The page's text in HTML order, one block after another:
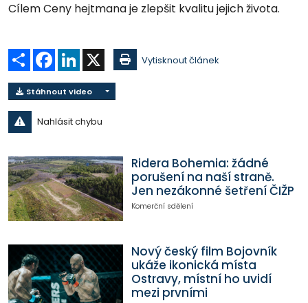
Cílem Ceny hejtmana je zlepšit kvalitu jejich života.
Sdílet Facebook
LinkedIn Vytisknout článek
Stáhnout video
Nahlásit chybu
Ridera Bohemia: žádné
porušení na naší straně.
Jen nezákonné šetření ČIŽP
Komerční sdělení
Nový český film Bojovník
ukáže ikonická místa
Ostravy, místní ho uvidí
mezi prvními